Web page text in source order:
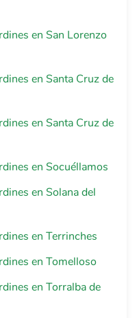
en San Lorenzo
en Santa Cruz de
en Santa Cruz de
en Socuéllamos
en Solana del
en Terrinches
en Tomelloso
en Torralba de